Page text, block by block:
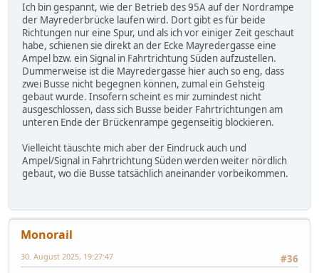
Ich bin gespannt, wie der Betrieb des 95A auf der Nordrampe
der Mayrederbrücke laufen wird. Dort gibt es für beide
Richtungen nur eine Spur, und als ich vor einiger Zeit geschaut
habe, schienen sie direkt an der Ecke Mayredergasse eine
Ampel bzw. ein Signal in Fahrtrichtung Süden aufzustellen.
Dummerweise ist die Mayredergasse hier auch so eng, dass
zwei Busse nicht begegnen können, zumal ein Gehsteig
gebaut wurde. Insofern scheint es mir zumindest nicht
ausgeschlossen, dass sich Busse beider Fahrtrichtungen am
unteren Ende der Brückenrampe gegenseitig blockieren.
Vielleicht täuschte mich aber der Eindruck auch und
Ampel/Signal in Fahrtrichtung Süden werden weiter nördlich
gebaut, wo die Busse tatsächlich aneinander vorbeikommen.
Monorail
#36
30. August 2025, 19:27:47